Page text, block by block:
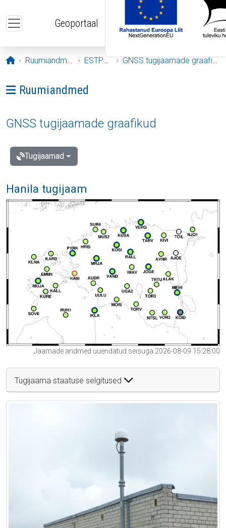
Geoportaal
Avaleht
Ruumiandmed ESTPOS GNSS tugijaamade graafikud
Ava menüü: Ruumiandmed
Ruumiandmed
GNSS tugijaamade graafikud
Tugijaamad
Hanila tugijaam
Jaamade andmed uuendatud seisuga 2026-08-09 15:28:00
Tugijaama staatuse selgitused